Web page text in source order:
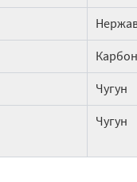
Чугун
Чугун